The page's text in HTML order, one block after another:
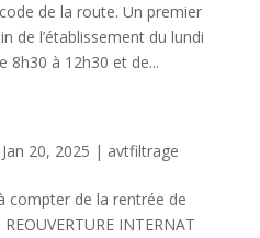
de la route. Un premier
de l’établissement du lundi
8h30 à 12h30 et de...
Jan 20, 2025 | avtfiltrage
compter de la rentrée de
INTERNAT